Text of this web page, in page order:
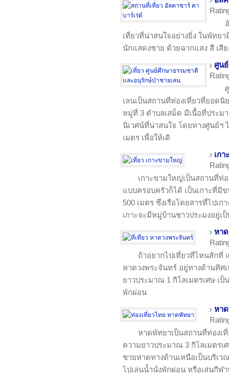
เที่ยวที่น่าสนใจอย่างยิ่ง ในพัทย
นักแสดงชาย ด้วยฉากแสง สี เสี
ศูน
เลนเป็นสถานที่ท่องเที่ยวที่ยอด
หมู่ที่ 3 ตำบลเสม็ด มีเนื้อที่ประม
นิเวศน์ที่น่าสนใจ โดยทางศูนย์ฯ
เมตร เพื่อให้เดิ
เก
เกาะขามใหญ่เป็นสถานที่ท่
แบบครอบครัวก็ได้ เป็นเกาะที่มี
500 เมตร ซึ่งเรือโดยสารที่ไปเ
เกาะจะมีหมู่บ้านชาวประมงอยู่เ
หา
ถ้าอยากไปเที่ยวที่ไหนสักที่
หาดวงพระจันทร์ อยู่ทางด้านทิศ
ยาวประมาณ 1 กิโลเมตรเศษ เ
พักผ่อน
หา
หาดพัทยาเป็นสถานที่ท่องเ
ความยาวประมาณ 3 กิโลเมตร
ชายหาดทางด้านเหนือเป็นบริเว
ไปเล่นน้ำนั่งพักผ่อน หรือเล่นกีฬา